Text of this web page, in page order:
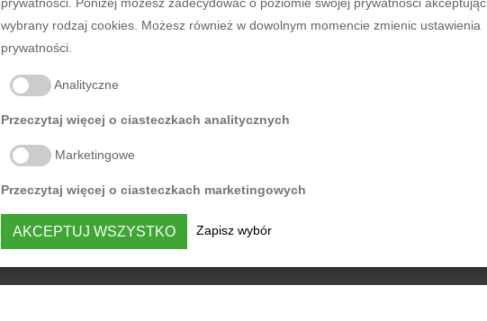
wybrany rodzaj cookies. Możesz również w dowolnym momencie zmienic ustawienia
prywatności.
Analityczne
Przeczytaj więcej o ciasteczkach analitycznych
Marketingowe
Przeczytaj więcej o ciasteczkach marketingowych
AKCEPTUJ WSZYSTKO Zapisz wybór